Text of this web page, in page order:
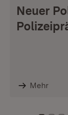
Neuer
Mehr